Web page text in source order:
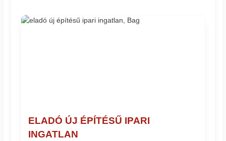
ELADÓ ÚJ ÉPÍTÉSŰ IPARI
INGATLAN